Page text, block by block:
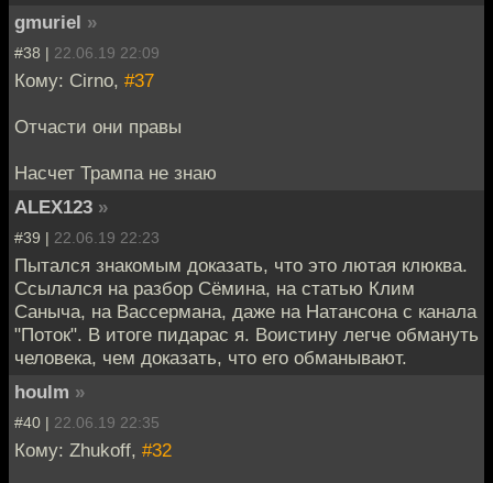
gmuriel »
#38 | 22.06.19 22:09
Кому: Cirno, #37
Отчасти они правы
Насчет Трампа не знаю
ALEX123 »
#39 | 22.06.19 22:23
Пытался знакомым доказать, что это лютая клюква.
Ссылался на разбор Сёмина, на статью Клим
Саныча, на Вассермана, даже на Натансона с канала
"Поток". В итоге пидарас я. Воистину легче обмануть
человека, чем доказать, что его обманывают.
houlm »
#40 | 22.06.19 22:35
Кому: Zhukoff, #32